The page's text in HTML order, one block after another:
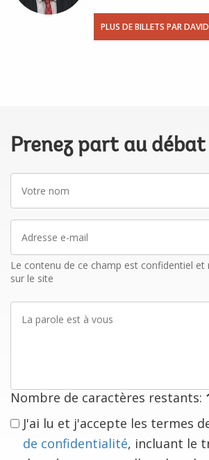
PLUS DE BILLETS PAR DAVID
Prenez part au débat
nom
mail
Le contenu de ce champ est confidentiel et
sur le site
parole
Nombre de caractères restants:
J'ai lu et j'accepte les termes
de confidentialité, incluant le